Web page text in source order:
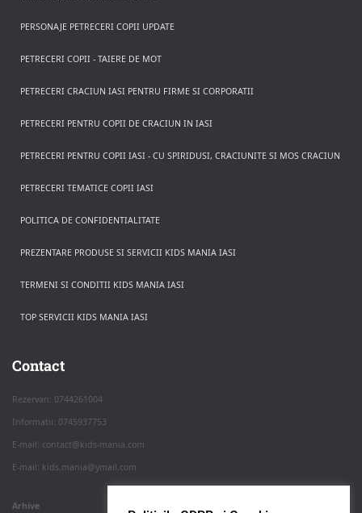
PERSONAJE PETRECERI COPII UPDATE
PETRECERI COPII - TAIERE DE MOT
PETRECERI CRACIUN IASI PENTRU FIRME SI CORPORATII
PETRECERI PENTRU COPII DE CRACIUN IN IASI
PETRECERI PENTRU COPII IASI - CU SPIRIDUSI, CRACIUNITE SI MOS CRACIUN
PETRECERI TEMATICE COPII IASI
POLITICA DE CONFIDENTIALITATE
PREZENTARE PRODUSE SI SERVICII KIDS MANIA IASI
TERMENI SI CONDITII KIDS MANIA IASI
TOP SERVICII KIDS MANIA IASI
Contact
Rezervari: 0744261004
Informatii: 0745937753
E-mail: contact@kids-mania.com
E-mail: kids.mania@ymail.com
Arhive
Apasa pe o categorie ca sa vezi serviciile.
PETRECERI COPII